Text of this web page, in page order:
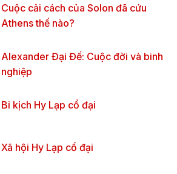
Cuộc cải cách của Solon đã cứu
Athens thế nào?
Alexander Đại Đế: Cuộc đời và binh
nghiệp
Bi kịch Hy Lạp cổ đại
Xã hội Hy Lạp cổ đại